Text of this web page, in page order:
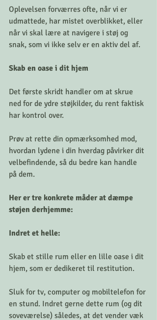
Oplevelsen forværres ofte, når vi er
udmattede, har mistet overblikket, eller
når vi skal lære at navigere i støj og
snak, som vi ikke selv er en aktiv del af.
Skab en oase i dit hjem
Det første skridt handler om at skrue
ned for de ydre støjkilder, du rent faktisk
har kontrol over.
Prøv at rette din opmærksomhed mod,
hvordan lydene i din hverdag påvirker dit
velbefindende, så du bedre kan handle
på dem.
Her er tre konkrete måder at dæmpe
støjen derhjemme:
Indret et helle:
Skab et stille rum eller en lille oase i dit
hjem, som er dedikeret til restitution.
Sluk for tv, computer og mobiltelefon for
en stund. Indret gerne dette rum (og dit
soveværelse) således, at det vender væk